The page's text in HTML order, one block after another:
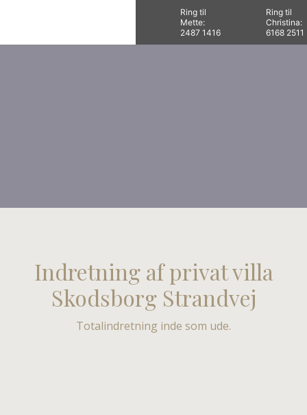
Ring til
Mette:
​​2487 1416
Ring til
Christina:
​6168 2511
Indretning af privat villa
​Skodsborg Strandvej
Totalindretning inde som ude.​